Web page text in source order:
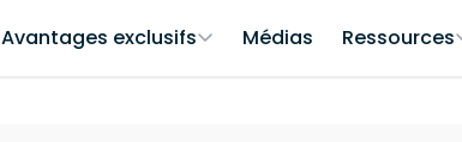
Avantages exclusifs Médias Ressources